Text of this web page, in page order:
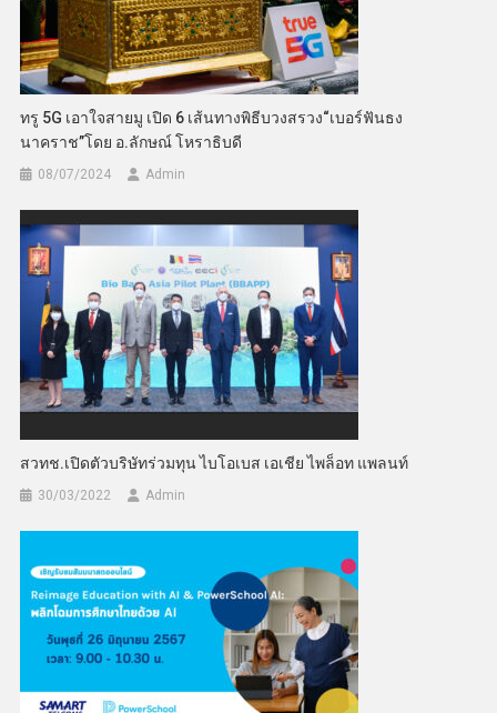
ทรู 5G เอาใจสายมู เปิด 6 เส้นทางพิธีบวงสรวง“เบอร์ฟันธง
นาคราช”โดย อ.ลักษณ์ โหราธิบดี
08/07/2024 Admin
สวทช.เปิดตัวบริษัทร่วมทุน ไบโอเบส เอเชีย ไพล็อท แพลนท์
30/03/2022 Admin